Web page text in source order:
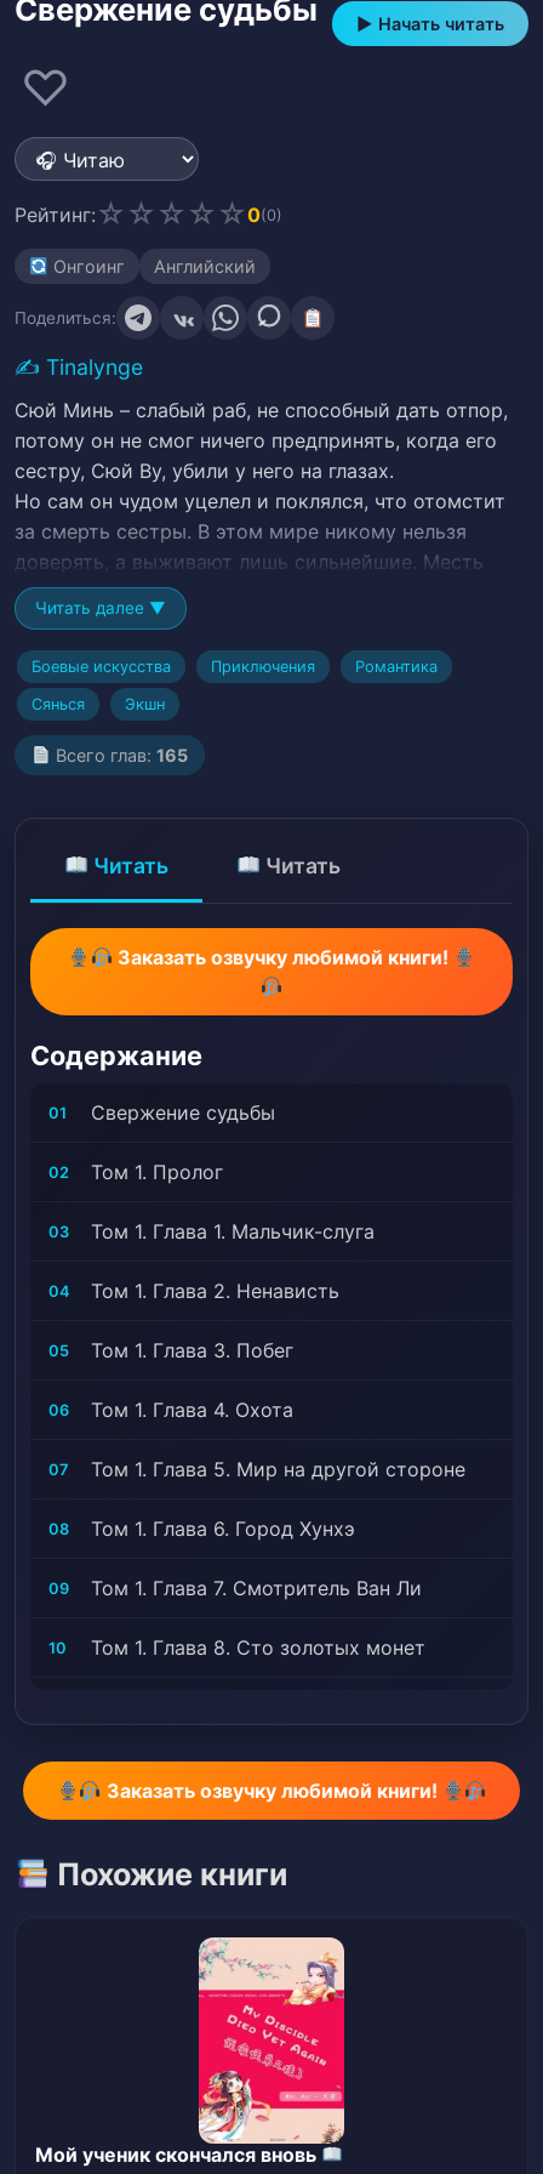
Свержение судьбы ▶ Начать читать
♡
Рейтинг: ☆ ☆ ☆ ☆ ☆0(0)
Онгоинг Английский
Поделиться:
✍️ Tinalynge
Сюй Минь – слабый раб, не способный дать отпор,
потому он не смог ничего предпринять, когда его
сестру, Сюй Ву, убили у него на глазах.
Но сам он чудом уцелел и поклялся, что отомстит
за смерть сестры. В этом мире никому нельзя
доверять, а выживают лишь сильнейшие. Месть
стала целью его существования!
Читать далее ▼
Боевые искусства Приключения Романтика
Сянься Экшн
Всего глав:165
Читать Читать
Заказать озвучку любимой книги!
Содержание
01 Свержение судьбы
02 Том 1. Пролог
03 Том 1. Глава 1. Мальчик-слуга
04 Том 1. Глава 2. Ненависть
05 Том 1. Глава 3. Побег
06 Том 1. Глава 4. Охота
07 Том 1. Глава 5. Мир на другой стороне
08 Том 1. Глава 6. Город Хунхэ
09 Том 1. Глава 7. Смотритель Ван Ли
10 Том 1. Глава 8. Сто золотых монет
12 Том 1. Глава 10. Воин
Том 1. Глава 11. Отправление из города
Том 1. Глава 13. Строительство логова
Том 1. Глава 14. Неприятная встреча
Том 1. Глава 15. Демонические
златогривые волки
Заказать озвучку любимой книги!
Похожие книги
Мой ученик скончался вновь